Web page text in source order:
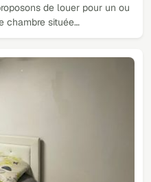
de louer pour un ou
chambre située…